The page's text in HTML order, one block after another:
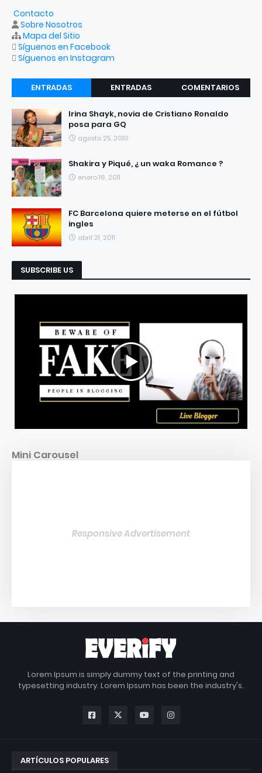
Contacto
Sobre Nosotros
Mapa del Sitio
Síguenos en Facebook
Síguenos en Instagram
ENTRADAS
RECIENTES
ENTRADAS
COMENTARIOS
Irina Shayk, novia de Cristiano Ronaldo
posa para GQ
agosto 25, 2010
Shakira y Piqué, ¿ un waka Romance ?
enero 16, 2011
FC Barcelona quiere meterse en el fútbol
ingles
abril 21, 2011
SUBSCRIBE US
Mini Carousel
Responsive Advertisement
Lorem Ipsum is simply dummy text of the printing and
typesetting industry. Lorem Ipsum has been the industry's.
ARTÍCULOS POPULARES